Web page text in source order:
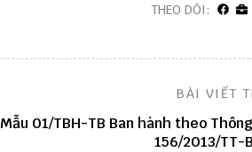
THEO DÕI:
BÀI VIẾT
Mẫu 01/TBH-TB Ban hành theo
156/2013/TT-